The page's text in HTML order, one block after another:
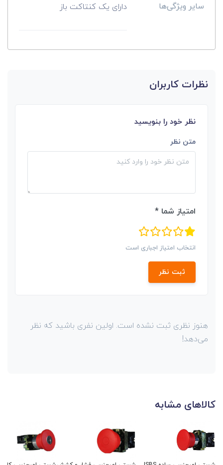
سایر ویژگی‌ها دارای یک کنتاکت باز
نظرات کاربران
نظر خود را بنویسید
متن نظر
امتیاز شما *
انتخاب امتیاز اجباری است
ثبت نظر
هنوز نظری ثبت نشده است. اولین نفری باشید که نظر
می‌دهد!
کالاهای مشابه